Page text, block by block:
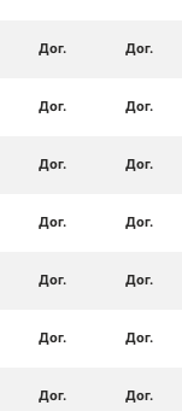
Дог. Дог.
Дог. Дог.
Дог. Дог.
Дог. Дог.
Дог. Дог.
Дог. Дог.
Дог. Дог.